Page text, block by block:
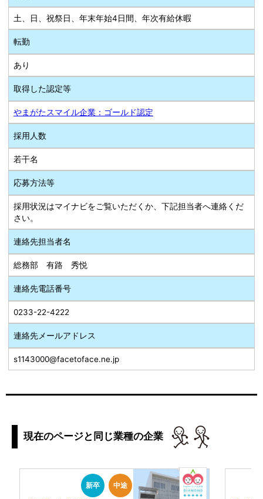
土、日、祝祭日、年末年始4日間、年次有給休暇
転勤
あり
取得した認定等
やまがたスマイル企業：ゴールド認定
採用人数
若干名
応募方法等
採用状況はマイナビをご覧いただくか、下記担当者へ連絡くだ
さい。
連絡先担当者名
総務部 有路 秀悦
連絡先電話番号
0233-22-4222
連絡先メールアドレス
s1143000@facetoface.ne.jp
現在のページと同じ業種の企業
新卒 中途